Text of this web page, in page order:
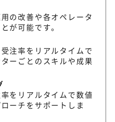
の改善や各オペレータ
が可能です。
注率をリアルタイムで
ーごとのスキルや成果
をリアルタイムで数値
ーチをサポートしま